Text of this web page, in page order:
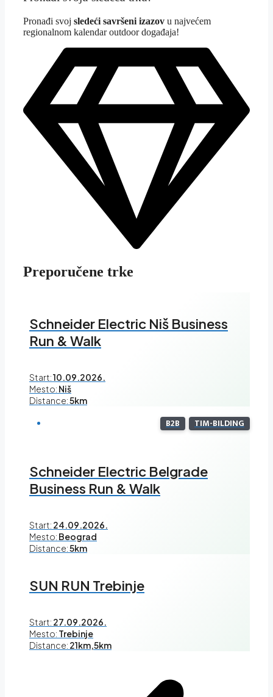
Pronađi svoj sledeći savršeni izazov u najvećem
regionalnom kalendar outdoor događaja!
Preporučene trke
Schneider Electric Niš Business
Run & Walk
Start:10.09.2026.
Mesto: Niš
Distance:5km
B2B TIM-BILDING
Schneider Electric Belgrade
Business Run & Walk
Start: 24.09.2026.
Mesto: Beograd
Distance:5km
SUN RUN Trebinje
Start: 27.09.2026.
Mesto: Trebinje
Distance: 21km,5km